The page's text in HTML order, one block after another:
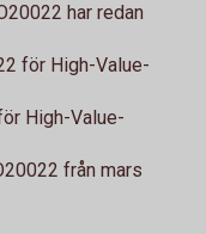
har redan
för High-Value-
High-Value-
från mars